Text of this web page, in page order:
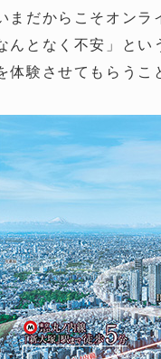
だからこそオンラ
んとなく不安」と
験させてもらうこ